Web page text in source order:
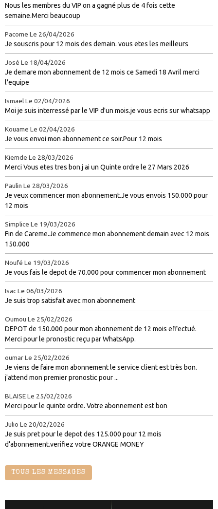
Nous les membres du VIP on a gagné plus de 4 fois cette
semaine.Merci beaucoup
Pacome Le 26/04/2026
Je souscris pour 12 mois des demain. vous etes les meilleurs
José Le 18/04/2026
Je demare mon abonnement de 12 mois ce Samedi 18 Avril merci
l'equipe
IsmaelLe 02/04/2026
Moi je suis interressé par le VIP d'un mois.je vous ecris sur whatsapp
Kouame Le 02/04/2026
Je vous envoi mon abonnement ce soir.Pour 12 mois
Kiemde Le 28/03/2026
Merci Vous etes tres bon.j ai un Quinte ordre le 27 Mars 2026
Paulin Le 28/03/2026
Je veux commencer mon abonnement.Je vous envois 150.000 pour
12 mois
Simplice Le 19/03/2026
Fin de Careme.Je commence mon abonnement demain avec 12 mois
150.000
Noufé Le 19/03/2026
Je vous fais le depot de 70.000 pour commencer mon abonnement
IsacLe 06/03/2026
Je suis trop satisfait avec mon abonnement
Oumou Le 25/02/2026
DEPOT de 150.000 pour mon abonnement de 12 mois effectué.
Merci pour le pronostic reçu par WhatsApp.
oumarLe 25/02/2026
Je viens de faire mon abonnement le service client est très bon.
j'attend mon premier pronostic pour ...
BLAISELe 25/02/2026
Merci pour le quinte ordre. Votre abonnement est bon
Julio Le 20/02/2026
Je suis pret pour le depot des 125.000 pour 12 mois
d'abonnement.verifiez votre ORANGE MONEY
TOUS LES MESSAGES